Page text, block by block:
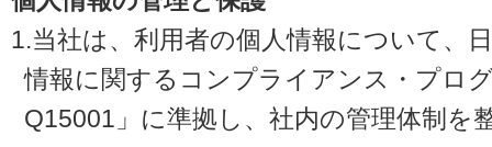
1.当社は、利用者の個人情報について、
情報に関するコンプライアンス・プロ
Q15001」に準拠し、社内の管理体制を